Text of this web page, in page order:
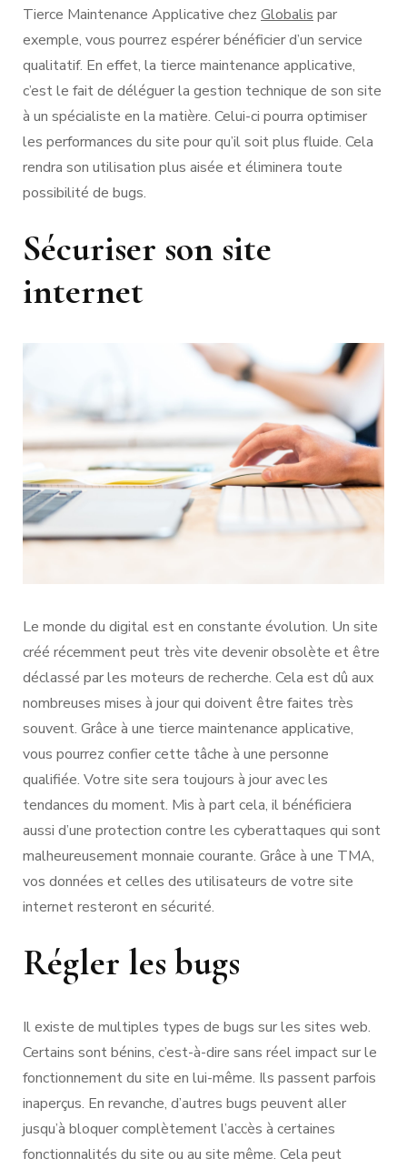
Tierce Maintenance Applicative chez Globalis par
exemple, vous pourrez espérer bénéficier d’un service
qualitatif. En effet, la tierce maintenance applicative,
c’est le fait de déléguer la gestion technique de son site
à un spécialiste en la matière. Celui-ci pourra optimiser
les performances du site pour qu’il soit plus fluide. Cela
rendra son utilisation plus aisée et éliminera toute
possibilité de bugs.
Sécuriser son site
internet
Le monde du digital est en constante évolution. Un site
créé récemment peut très vite devenir obsolète et être
déclassé par les moteurs de recherche. Cela est dû aux
nombreuses mises à jour qui doivent être faites très
souvent. Grâce à une tierce maintenance applicative,
vous pourrez confier cette tâche à une personne
qualifiée. Votre site sera toujours à jour avec les
tendances du moment. Mis à part cela, il bénéficiera
aussi d’une protection contre les cyberattaques qui sont
malheureusement monnaie courante. Grâce à une TMA,
vos données et celles des utilisateurs de votre site
internet resteront en sécurité.
Régler les bugs
Il existe de multiples types de bugs sur les sites web.
Certains sont bénins, c’est-à-dire sans réel impact sur le
fonctionnement du site en lui-même. Ils passent parfois
inaperçus. En revanche, d’autres bugs peuvent aller
jusqu’à bloquer complètement l’accès à certaines
fonctionnalités du site ou au site même. Cela peut